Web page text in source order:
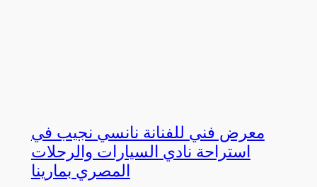
معرض فني للفنانة نانسي نجيب في
استراحة نادي السيارات والرحلات
المصري بمارينا